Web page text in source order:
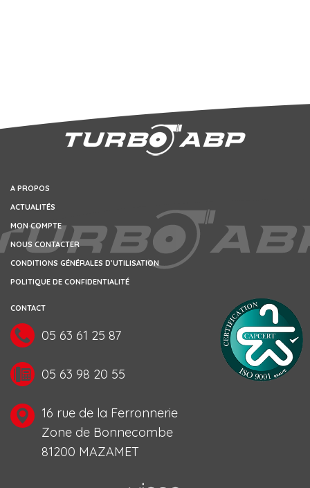
A PROPOS
ACTUALITÉS
MON COMPTE
NOUS CONTACTER
CONDITIONS GÉNÉRALES D’UTILISATION
POLITIQUE DE CONFIDENTIALITÉ
CONTACT
05 63 61 25 87
05 63 98 20 55
16 rue de la Ferronnerie
Zone de Bonnecombe
81200 MAZAMET